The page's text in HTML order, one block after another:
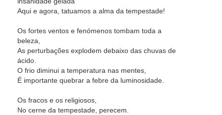
Aqui e agora, tatuamos a alma da tempestade!
Os fortes ventos e fenómenos tombam toda a
beleza,
As perturbações explodem debaixo das chuvas de
ácido.
O frio diminui a temperatura nas mentes,
É importante quebrar a febre da luminosidade.
Os fracos e os religiosos,
No cerne da tempestade, perecem.